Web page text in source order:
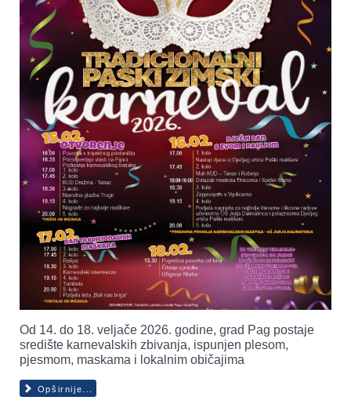
Od 14. do 18. veljače 2026. godine, grad Pag postaje
središte karnevalskih zbivanja, ispunjen plesom,
pjesmom, maskama i lokalnim običajima
Opširnije...